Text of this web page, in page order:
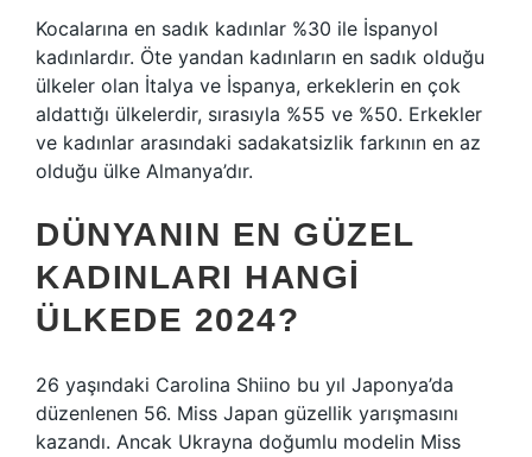
Kocalarına en sadık kadınlar %30 ile İspanyol
kadınlardır. Öte yandan kadınların en sadık olduğu
ülkeler olan İtalya ve İspanya, erkeklerin en çok
aldattığı ülkelerdir, sırasıyla %55 ve %50. Erkekler
ve kadınlar arasındaki sadakatsizlik farkının en az
olduğu ülke Almanya’dır.
DÜNYANIN EN GÜZEL
KADINLARI HANGI
ÜLKEDE 2024?
26 yaşındaki Carolina Shiino bu yıl Japonya’da
düzenlenen 56. Miss Japan güzellik yarışmasını
kazandı. Ancak Ukrayna doğumlu modelin Miss